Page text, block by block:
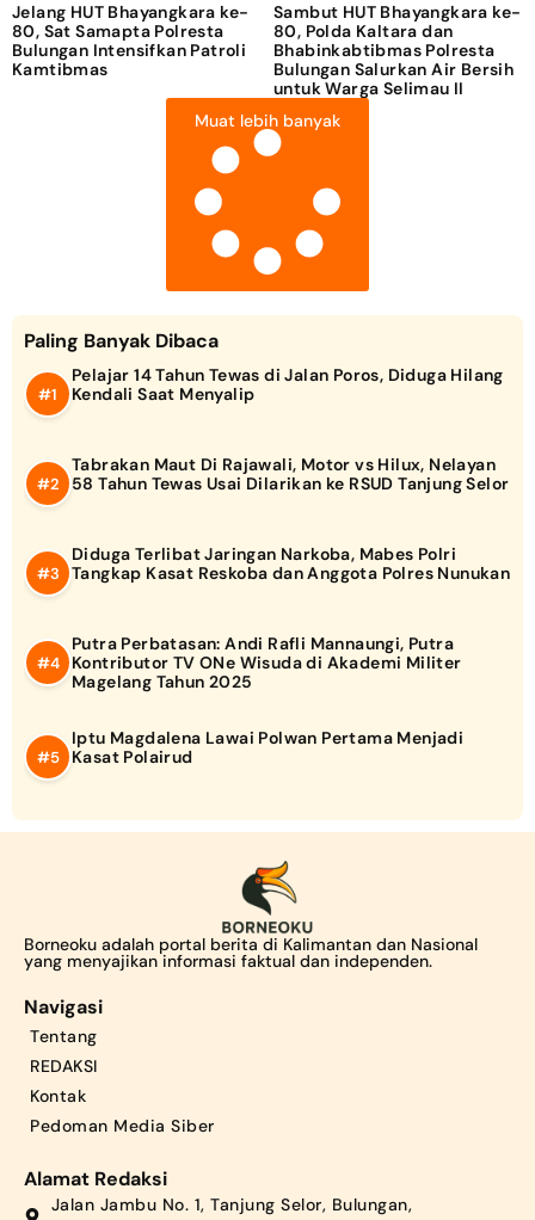
Jelang HUT Bhayangkara ke-
80, Sat Samapta Polresta
Bulungan Intensifkan Patroli
Kamtibmas
Sambut HUT Bhayangkara ke-
80, Polda Kaltara dan
Bhabinkabtibmas Polresta
Bulungan Salurkan Air Bersih
untuk Warga Selimau II
Muat lebih banyak
Paling Banyak Dibaca
Pelajar 14 Tahun Tewas di Jalan Poros, Diduga Hilang
Kendali Saat Menyalip
Tabrakan Maut Di Rajawali, Motor vs Hilux, Nelayan
58 Tahun Tewas Usai Dilarikan ke RSUD Tanjung Selor
Diduga Terlibat Jaringan Narkoba, Mabes Polri
Tangkap Kasat Reskoba dan Anggota Polres Nunukan
Putra Perbatasan: Andi Rafli Mannaungi, Putra
Kontributor TV ONe Wisuda di Akademi Militer
Magelang Tahun 2025
Iptu Magdalena Lawai Polwan Pertama Menjadi
Kasat Polairud
Borneoku adalah portal berita di Kalimantan dan Nasional
yang menyajikan informasi faktual dan independen.
Navigasi
Tentang
REDAKSI
Kontak
Pedoman Media Siber
Alamat Redaksi
Jalan Jambu No. 1, Tanjung Selor, Bulungan,